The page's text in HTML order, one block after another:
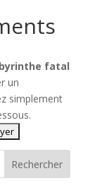
fatal
un
simplement
Rechercher